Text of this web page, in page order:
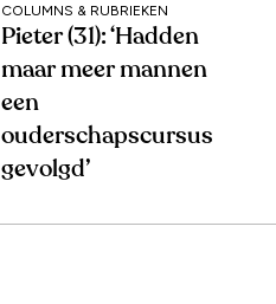
COLUMNS & RUBRIEKEN
Pieter (31): ‘Hadden
maar meer mannen
een
ouderschapscursus
gevolgd’